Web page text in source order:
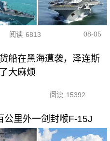
阅读 6813 08-05
船在黑海遭袭，泽连斯
大麻烦
阅读 15392
公里外一剑封喉F-15J